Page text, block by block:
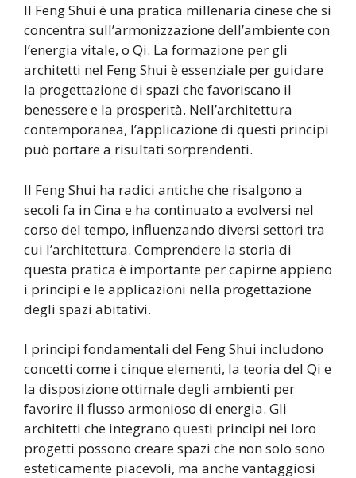
Il Feng Shui è una pratica millenaria cinese che si
concentra sull’armonizzazione dell’ambiente con
l’energia vitale, o Qi. La formazione per gli
architetti nel Feng Shui è essenziale per guidare
la progettazione di spazi che favoriscano il
benessere e la prosperità. Nell’architettura
contemporanea, l’applicazione di questi principi
può portare a risultati sorprendenti.
Il Feng Shui ha radici antiche che risalgono a
secoli fa in Cina e ha continuato a evolversi nel
corso del tempo, influenzando diversi settori tra
cui l’architettura. Comprendere la storia di
questa pratica è importante per capirne appieno
i principi e le applicazioni nella progettazione
degli spazi abitativi.
I principi fondamentali del Feng Shui includono
concetti come i cinque elementi, la teoria del Qi e
la disposizione ottimale degli ambienti per
favorire il flusso armonioso di energia. Gli
architetti che integrano questi principi nei loro
progetti possono creare spazi che non solo sono
esteticamente piacevoli, ma anche vantaggiosi